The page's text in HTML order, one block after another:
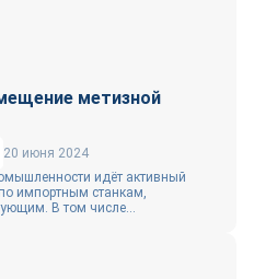
метизной
20 июня 2024
идёт активный
импортным станкам,
В том числе...